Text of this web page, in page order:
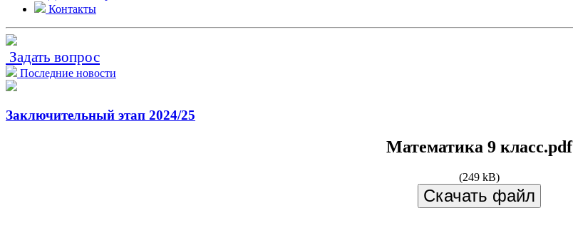
Контакты
Задать вопрос
Последние новости
Заключительный этап 2024/25
Математика 9 класс.pdf
(249 kB)
Скачать файл